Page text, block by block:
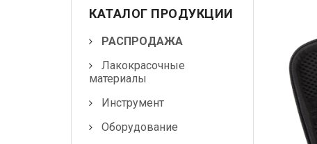
материалы
Инструмент
Оборудование
Шпатлевки
КАТАЛОГ ПРОДУКЦИИ
РАСПРОДАЖА
Лакокрасочные
материалы
Инструмент
Оборудование